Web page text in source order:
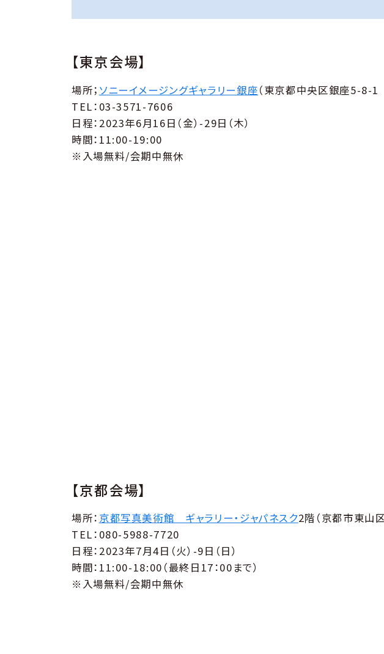
【東京会場】
場所； ソニーイメージングギャラリー銀座（東京都中央区銀座5-8-1
TEL：03-3571-7606
日程：2023年6月16日（金）-29日（木）
時間：11:00-19:00
※入場無料/会期中無休
【京都会場】
場所： 京都写真美術館 ギャラリー・ジャパネスク2階（京都市東山
TEL：080-5988-7720
日程：2023年7月4日（火）-9日（日）
時間：11:00-18:00（最終日17：00まで）
※入場無料/会期中無休